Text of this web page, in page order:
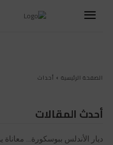
الصفحة الرئيسية أحداث
أحدث المقالات
ديار الأندلس ببوسكورة… معاناة